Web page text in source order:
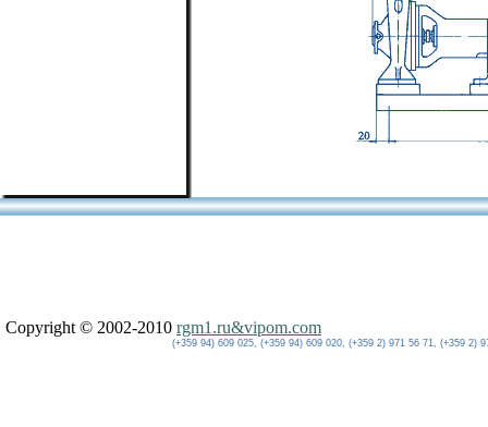
Copyright © 2002-2010 rgm1.ru&vipom.com
(+359 94) 609 025, (+359 94) 609 020, (+359 2) 971 56 71, (+359 2)